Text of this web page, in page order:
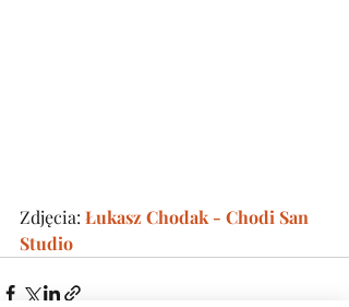
Zdjęcia: Łukasz Chodak - Chodi San
Studio